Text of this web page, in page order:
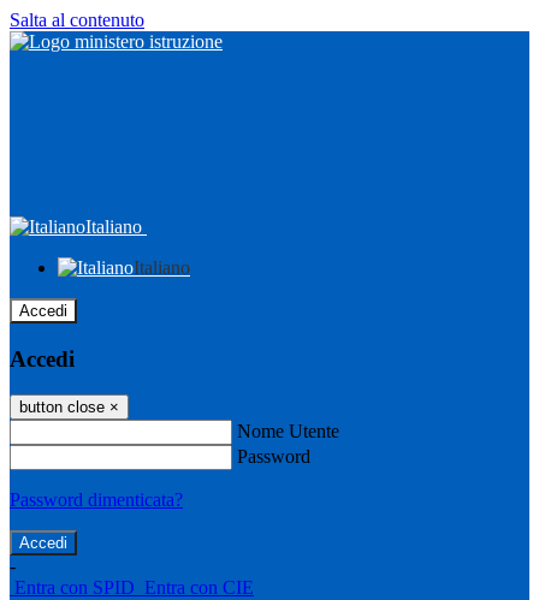
Salta al contenuto
Italiano
Italiano
Accedi
Accedi
button close ×
Nome Utente
Password
Password dimenticata?
-
Entra con SPID Entra con CIE